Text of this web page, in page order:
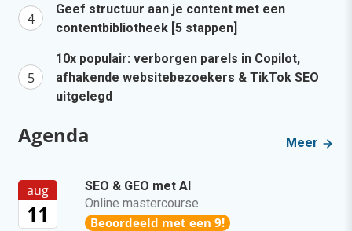
Geef structuur aan je content met een
contentbibliotheek [5 stappen]
10x populair: verborgen parels in Copilot,
afhakende websitebezoekers & TikTok SEO
uitgelegd
Agenda Meer
aug
11
SEO & GEO met AI
Online mastercourse
Beoordeeld met een 9!